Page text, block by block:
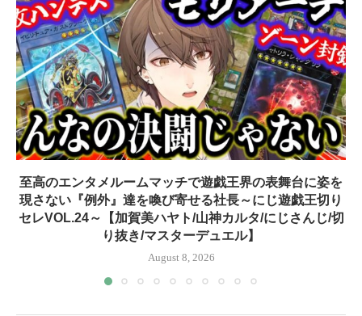
至高のエンタメルームマッチで遊戯王界の表舞台に姿を
現さない『例外』達を喚び寄せる社長～にじ遊戯王切り
セレVOL.24～【加賀美ハヤト/山神カルタ/にじさんじ/切
り抜き/マスターデュエル】
August 8, 2026